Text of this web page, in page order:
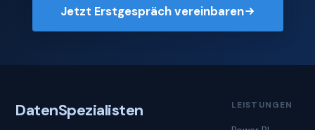
Jetzt Erstgespräch vereinbaren
DatenSpezialisten LEISTUNGEN